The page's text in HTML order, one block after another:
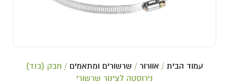
עמוד הבית / אוורור / שרשורים ומתאמים / חבק (בנד)
נירוסטה לצינור שרשורי